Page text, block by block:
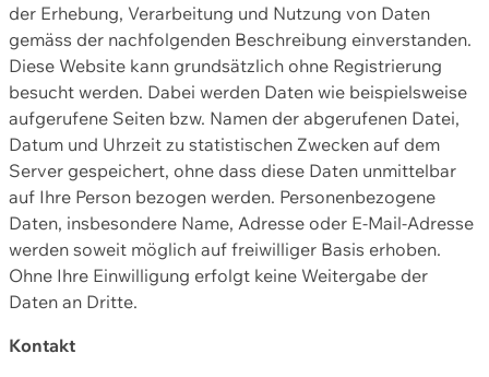
der Erhebung, Verarbeitung und Nutzung von Daten
gemäss der nachfolgenden Beschreibung einverstanden.
Diese Website kann grundsätzlich ohne Registrierung
besucht werden. Dabei werden Daten wie beispielsweise
aufgerufene Seiten bzw. Namen der abgerufenen Datei,
Datum und Uhrzeit zu statistischen Zwecken auf dem
Server gespeichert, ohne dass diese Daten unmittelbar
auf Ihre Person bezogen werden. Personenbezogene
Daten, insbesondere Name, Adresse oder E-Mail-Adresse
werden soweit möglich auf freiwilliger Basis erhoben.
Ohne Ihre Einwilligung erfolgt keine Weitergabe der
Daten an Dritte.
Kontakt